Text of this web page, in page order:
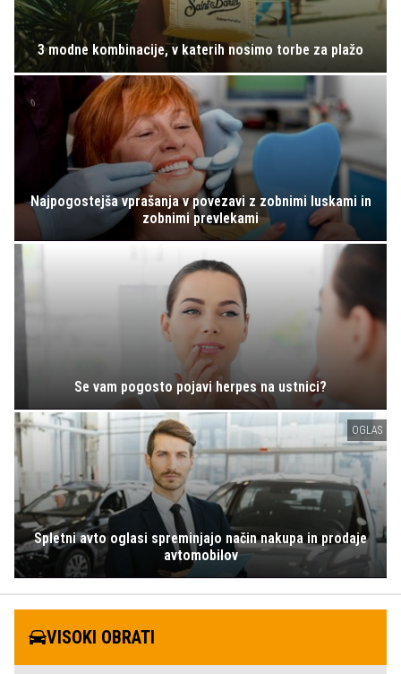
3 modne kombinacije, v katerih nosimo torbe za plažo
Najpogostejša vprašanja v povezavi z zobnimi luskami in
zobnimi prevlekami
Se vam pogosto pojavi herpes na ustnici?
OGLAS
Spletni avto oglasi spreminjajo način nakupa in prodaje
avtomobilov
VISOKI OBRATI